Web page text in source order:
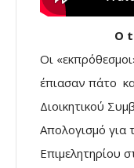
O
Οι
έπιασαν πάτο
Διοικητικού
Απολογισμό για
Επιμελητηρίου